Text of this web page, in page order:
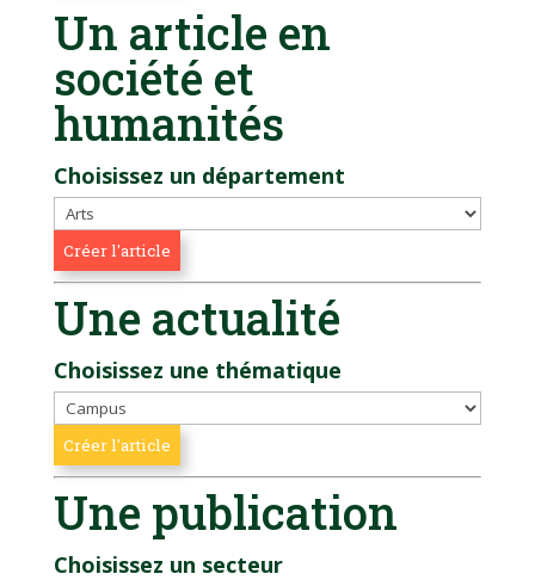
Un article en
société et
humanités
Choisissez un département
Une actualité
Choisissez une thématique
Une publication
Choisissez un secteur